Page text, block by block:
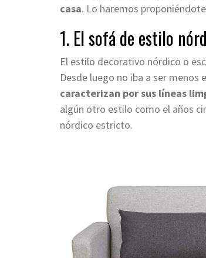
casa. Lo haremos
1. El sofá de estilo
El estilo decorativo nórdico o
Desde luego no iba a ser menos
caracterizan por sus líneas
algún otro estilo como el años
nórdico estricto.